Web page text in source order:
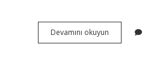
Devamını okuyun
Vermek